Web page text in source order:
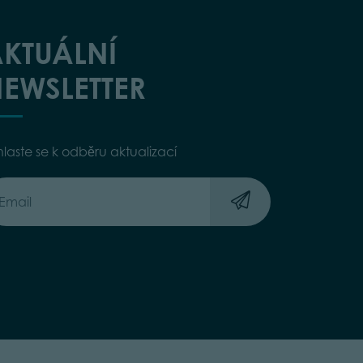
se k odběru aktualizací